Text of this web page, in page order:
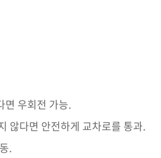
우회전 가능.
않다면 안전하게 교차로를 통과.
.